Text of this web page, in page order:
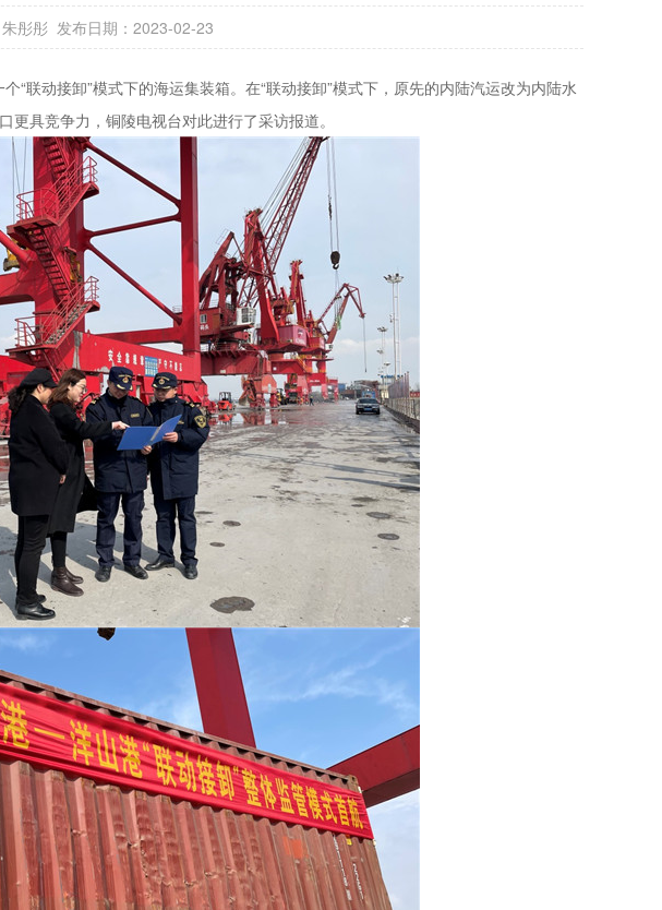
彤彤 发布日期：2023-02-23
联动接卸”模式下的海运集装箱。在“联动接卸”模式下，原先的内陆汽运改为内陆水
具竞争力，铜陵电视台对此进行了采访报道。